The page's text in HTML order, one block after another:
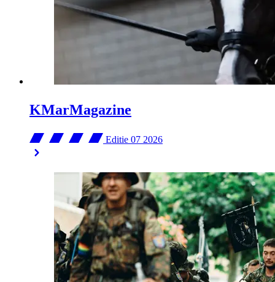
KMarMagazine
Editie 07 2026